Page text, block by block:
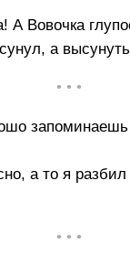
А Вовочка
а
• • •
а то я разбил
• • •